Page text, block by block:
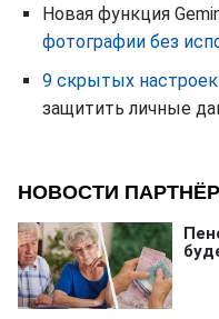
Новая функция
фотографии без
9 скрытых настроек
защитить личные